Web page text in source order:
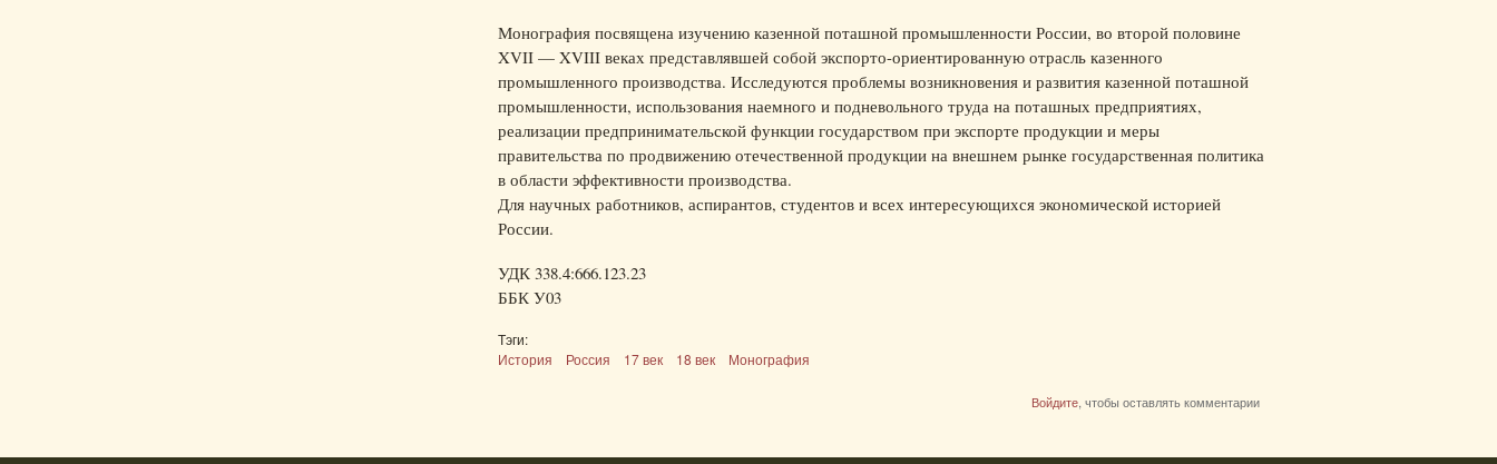
Монография посвящена изучению казенной поташной промышленности России, во второй половине
XVII — XVIII веках представлявшей собой экспорто-ориентированную отрасль казенного
промышленного производства. Исследуются проблемы возникновения и развития казенной поташной
промышленности, использования наемного и подневольного труда на поташных предприятиях,
реализации предпринимательской функции государством при экспорте продукции и меры
правительства по продвижению отечественной продукции на внешнем рынке государственная политика
в области эффективности производства.
Для научных работников, аспирантов, студентов и всех интересующихся экономической историей
России.
УДК 338.4:666.123.23
ББК У03
Тэги:
История
Россия 17 век 18 век Монография
Войдите, чтобы оставлять комментарии